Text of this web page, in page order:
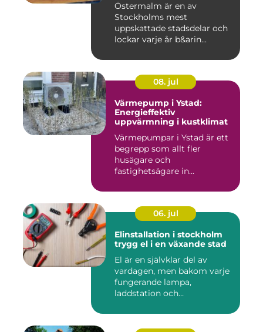
Östermalm är en av
Stockholms mest
uppskattade stadsdelar och
lockar varje år b&arin...
08. jul
Värmepump i Ystad:
Energieffektiv
uppvärmning i kustklimat
Värmepumpar i Ystad är ett
begrepp som allt fler
husägare och
fastighetsägare in...
06. jul
Elinstallation i stockholm
trygg el i en växande stad
El är en självklar del av
vardagen, men bakom varje
fungerande lampa,
laddstation och